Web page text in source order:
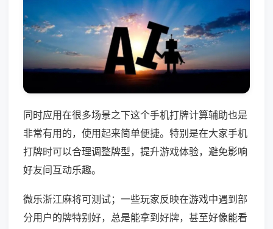
同时应用在很多场景之下这个手机打牌计算辅助也是
非常有用的，使用起来简单便捷。特别是在大家手机
打牌时可以合理调整牌型，提升游戏体验，避免影响
好友间互动乐趣。
微乐浙江麻将可测试；一些玩家反映在游戏中遇到部
分用户的牌特别好，总是能拿到好牌，甚至好像能看